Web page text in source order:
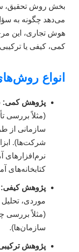
بخش روش تحقیق،
می‌دهد چگونه به
هوش تجاری، این
کمی، کیفی یا
انواع
پژوهش کمی:
سازمانی از
شرکت‌ها).
کتابخانه‌های
پژوهش کیفی:
موردی،
سازمان‌ها).
پژوهش